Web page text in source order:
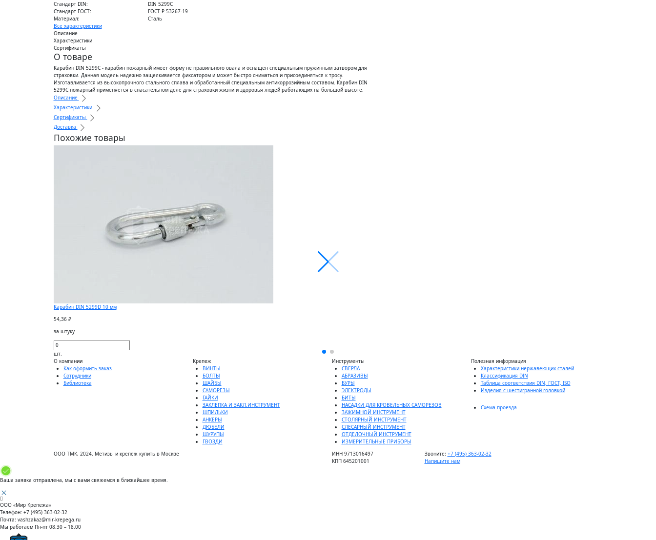
Стандарт DIN:
DIN 5299C
Стандарт ГОСТ:
ГОСТ Р 53267-19
Материал:
Сталь
Все характеристики
Описание
Характеристики
Сертификаты
О товаре
Карабин DIN 5299C - карабин пожарный имеет форму не правильного овала и оснащен специальным пружинным затвором для
страховки. Данная модель надежно защелкивается фиксатором и может быстро сниматься и присоединяться к тросу.
Изготавливается из высокопрочного стального сплава и обработанный специальным антикоррозийным составом. Карабин DIN
5299C пожарный применяется в спасательном деле для страховки жизни и здоровья людей работающих на большой высоте.
Описание
Характеристики
Сертификаты
Доставка
Похожие товары
Карабин DIN 5299D 10 мм
54,36 ₽
за штуку
шт.
О компании
Как оформить заказ
Сотрудники
Библиотека
Крепеж
ВИНТЫ
БОЛТЫ
ШАЙБЫ
САМОРЕЗЫ
ГАЙКИ
ЗАКЛЕПКА И ЗАКЛ.ИНСТРУМЕНТ
ШПИЛЬКИ
АНКЕРЫ
ДЮБЕЛИ
ШУРУПЫ
ГВОЗДИ
Инструменты
СВЕРЛА
АБРАЗИВЫ
БУРЫ
ЭЛЕКТРОДЫ
БИТЫ
НАСАДКИ ДЛЯ КРОВЕЛЬНЫХ САМОРЕЗОВ
ЗАЖИМНОЙ ИНСТРУМЕНТ
СТОЛЯРНЫЙ ИНСТРУМЕНТ
СЛЕСАРНЫЙ ИНСТРУМЕНТ
ОТДЕЛОЧНЫЙ ИНСТРУМЕНТ
ИЗМЕРИТЕЛЬНЫЕ ПРИБОРЫ
Полезная информация
Характеристики нержавеющих сталей
Классификация DIN
Таблица соответствия DIN, ГОСТ, ISO
Изделия с шестигранной головкой
Схема проезда
ООО ТМК, 2024. Метизы и крепеж купить в Москве
ИНН 9713016497
КПП 645201001
Звоните: +7 (495) 363-02-32
Напишите нам
Ваша заявка отправлена, мы с вами свяжемся в ближайшее время.
ООО «Мир Крепежа»
Телефон: +7 (495) 363-02-32
Почта: vashzakaz@mir-krepega.ru
Мы работаем Пн-пт 08.30 – 18.00